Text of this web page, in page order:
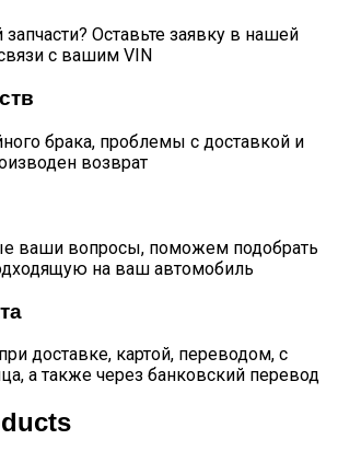
Оставьте заявку в нашей
с вашим VIN
брака, проблемы с доставкой и
возврат
ваши вопросы, поможем подобрать
на ваш автомобиль
доставке, картой, переводом, с
а также через банковский перевод